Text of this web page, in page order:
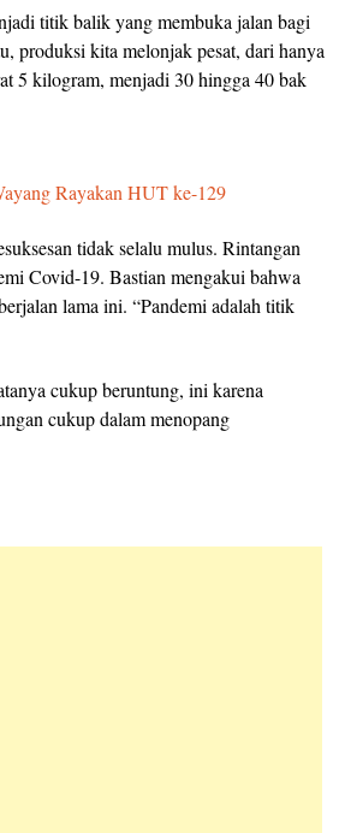
titik balik yang membuka jalan bagi
produksi kita melonjak pesat, dari hanya
5 kilogram, menjadi 30 hingga 40 bak
Rayakan HUT ke-129
tidak selalu mulus. Rintangan
Covid-19. Bastian mengakui bahwa
lama ini. “Pandemi adalah titik
cukup beruntung, ini karena
cukup dalam menopang